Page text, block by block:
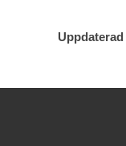
Uppdaterad